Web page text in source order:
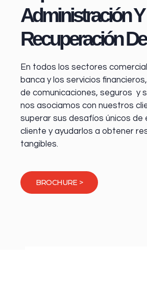
Administración Y
Recuperación
En todos los sectores
banca y los servicios financieros
de comunicaciones, seguros y
nos asociamos con nuestros
superar sus desafíos únicos de
cliente y ayudarlos a obtener
tangibles.
BROCHURE >